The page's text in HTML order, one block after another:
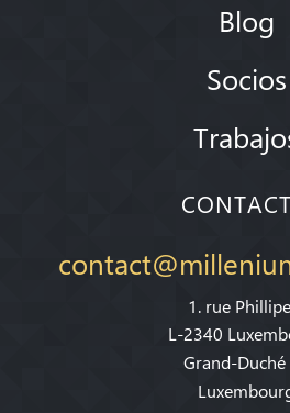
Blog
Socios
1. rue
L-2340
Grand-Duché